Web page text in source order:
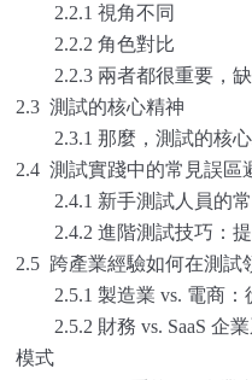
2.2.1 視角不同
2.2.2 角色對比
2.2.3 兩者都很重要，缺
2.3 測試的核心精神
2.3.1 那麼，測試的核心
2.4 測試實踐中的常見誤區
2.4.1 新手測試人員的常
2.4.2 進階測試技巧：提
2.5 跨產業經驗如何在測試
2.5.1 製造業 vs. 電商：
2.5.2 財務 vs. SaaS 企業
模式